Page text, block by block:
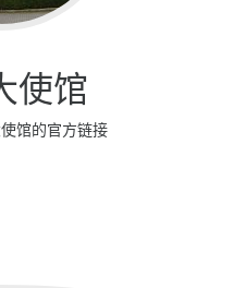
使馆
馆的官方链接